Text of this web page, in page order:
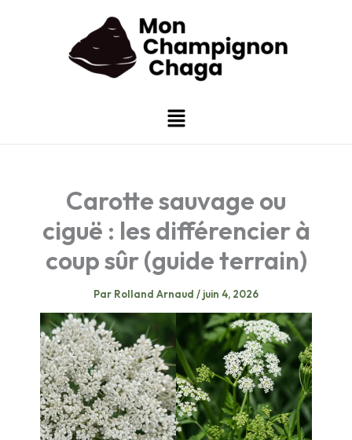
Menu
Carotte sauvage ou
ciguë : les différencier à
coup sûr (guide terrain)
Par Rolland Arnaud / juin 4, 2026